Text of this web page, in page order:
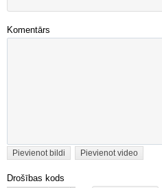
Komentārs
Pievienot bildi Pievienot video
Drošības kods